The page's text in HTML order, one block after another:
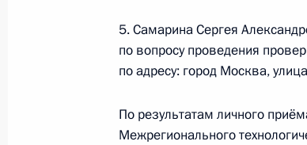
по экологическому,
провёл в Приёмной
в Москве личный приём
5. Самарина Сергея
по вопросу проведения
по адресу: город Москва,
По результатам личного
Межрегионального